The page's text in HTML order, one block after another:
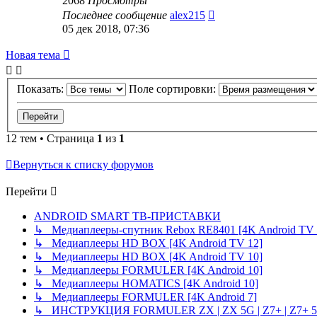
Последнее сообщение alex215
05 дек 2018, 07:36
Новая тема
Показать: Поле сортировки:
12 тем • Страница 1 из 1
Вернуться к списку форумов
Перейти
ANDROID SMART ТВ-ПРИСТАВКИ
↳ Медиаплееры-спутник Rebox RE8401 [4K Android TV
↳ Медиаплееры HD BOX [4K Android TV 12]
↳ Медиаплееры HD BOX [4K Android TV 10]
↳ Медиаплееры FORMULER [4K Android 10]
↳ Медиаплееры HOMATICS [4K Android 10]
↳ Медиаплееры FORMULER [4K Android 7]
↳ ИНСТРУКЦИЯ FORMULER ZX | ZX 5G | Z7+ | Z7+